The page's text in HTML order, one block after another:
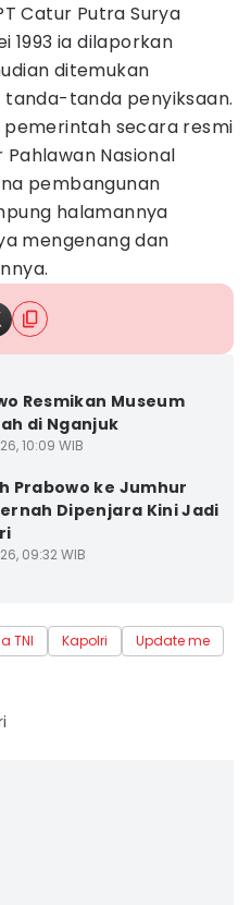
Catur Putra Surya
1993 ia dilaporkan
ditemukan
tanda-tanda penyiksaan.
pemerintah secara resmi
Nasional
pembangunan
halamannya
mengenang dan
Resmikan Museum
di Nganjuk
10:09 WIB
Prabowo ke Jumhur
Dipenjara Kini Jadi
09:32 WIB
TNI Kapolri Update me